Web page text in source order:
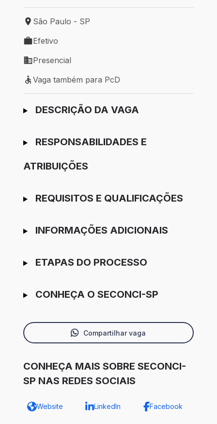
Local de trabalho: São Paulo - SP
São Paulo - SP
Tipo de vaga: Efetivo
Efetivo
Modelo de trabalho: Presencial
Presencial
Vaga também para PcD
Vaga também para PcD
Ir para candidatura
DESCRIÇÃO DA VAGA
RESPONSABILIDADES E
ATRIBUIÇÕES
REQUISITOS E QUALIFICAÇÕES
INFORMAÇÕES ADICIONAIS
ETAPAS DO PROCESSO
CONHEÇA O SECONCI-SP
Compartilhar vaga
CONHEÇA MAIS SOBRE SECONCI-
SP NAS REDES SOCIAIS
Website LinkedIn Facebook